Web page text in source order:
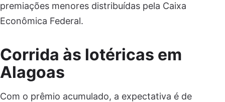
premiações menores distribuídas pela Caixa
Econômica Federal.
Corrida às lotéricas em
Alagoas
Com o prêmio acumulado, a expectativa é de